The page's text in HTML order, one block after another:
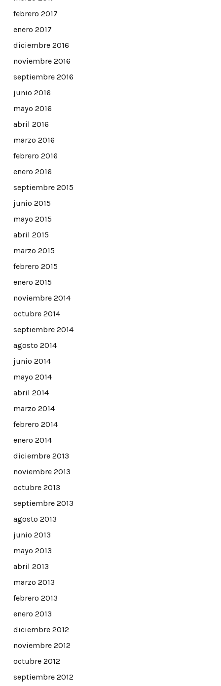
febrero 2017
enero 2017
diciembre 2016
noviembre 2016
septiembre 2016
junio 2016
mayo 2016
abril 2016
marzo 2016
febrero 2016
enero 2016
septiembre 2015
junio 2015
mayo 2015
abril 2015
marzo 2015
febrero 2015
enero 2015
noviembre 2014
octubre 2014
septiembre 2014
agosto 2014
junio 2014
mayo 2014
abril 2014
marzo 2014
febrero 2014
enero 2014
diciembre 2013
noviembre 2013
octubre 2013
septiembre 2013
agosto 2013
junio 2013
mayo 2013
abril 2013
marzo 2013
febrero 2013
enero 2013
diciembre 2012
noviembre 2012
octubre 2012
septiembre 2012